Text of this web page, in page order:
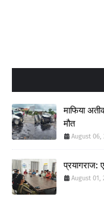
माफिया
मौत
August 06,
प्रयागराज:
August 01,